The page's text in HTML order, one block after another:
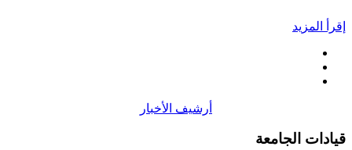
إقرأ المزيد
أرشيف الأخبار
قيادات الجامعة